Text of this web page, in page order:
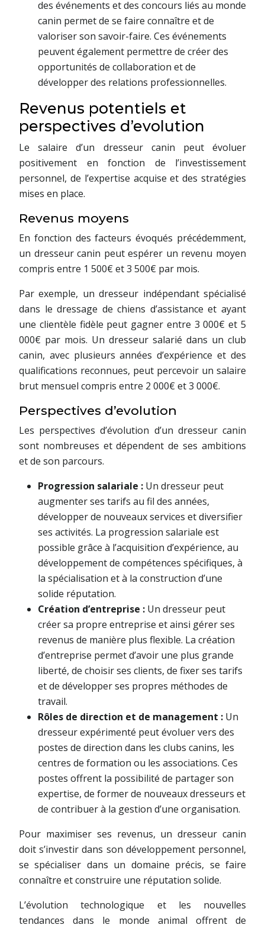
des événements et des concours liés au monde
canin permet de se faire connaître et de
valoriser son savoir-faire. Ces événements
peuvent également permettre de créer des
opportunités de collaboration et de
développer des relations professionnelles.
Revenus potentiels et
perspectives d’evolution
Le salaire d’un dresseur canin peut évoluer
positivement en fonction de l’investissement
personnel, de l’expertise acquise et des stratégies
mises en place.
Revenus moyens
En fonction des facteurs évoqués précédemment,
un dresseur canin peut espérer un revenu moyen
compris entre 1 500€ et 3 500€ par mois.
Par exemple, un dresseur indépendant spécialisé
dans le dressage de chiens d’assistance et ayant
une clientèle fidèle peut gagner entre 3 000€ et 5
000€ par mois. Un dresseur salarié dans un club
canin, avec plusieurs années d’expérience et des
qualifications reconnues, peut percevoir un salaire
brut mensuel compris entre 2 000€ et 3 000€.
Perspectives d’evolution
Les perspectives d’évolution d’un dresseur canin
sont nombreuses et dépendent de ses ambitions
et de son parcours.
Progression salariale : Un dresseur peut
augmenter ses tarifs au fil des années,
développer de nouveaux services et diversifier
ses activités. La progression salariale est
possible grâce à l’acquisition d’expérience, au
développement de compétences spécifiques, à
la spécialisation et à la construction d’une
solide réputation.
Création d’entreprise : Un dresseur peut
créer sa propre entreprise et ainsi gérer ses
revenus de manière plus flexible. La création
d’entreprise permet d’avoir une plus grande
liberté, de choisir ses clients, de fixer ses tarifs
et de développer ses propres méthodes de
travail.
Rôles de direction et de management : Un
dresseur expérimenté peut évoluer vers des
postes de direction dans les clubs canins, les
centres de formation ou les associations. Ces
postes offrent la possibilité de partager son
expertise, de former de nouveaux dresseurs et
de contribuer à la gestion d’une organisation.
Pour maximiser ses revenus, un dresseur canin
doit s’investir dans son développement personnel,
se spécialiser dans un domaine précis, se faire
connaître et construire une réputation solide.
L’évolution technologique et les nouvelles
tendances dans le monde animal offrent de